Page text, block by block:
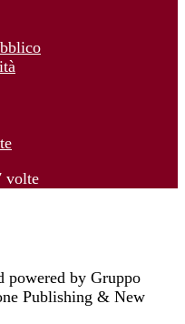
volte
powered by Gruppo
Publishing & New